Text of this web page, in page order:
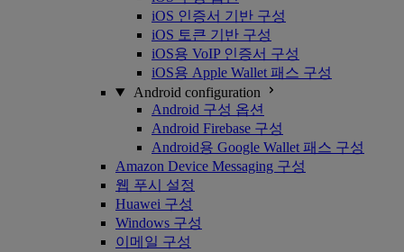
iOS 인증서 기반 구성
iOS 토큰 기반 구성
iOS용 VoIP 인증서 구성
iOS용 Apple Wallet 패스 구성
Android configuration
Android 구성 옵션
Android Firebase 구성
Android용 Google Wallet 패스 구성
Amazon Device Messaging 구성
웹 푸시 설정
Huawei 구성
Windows 구성
이메일 구성